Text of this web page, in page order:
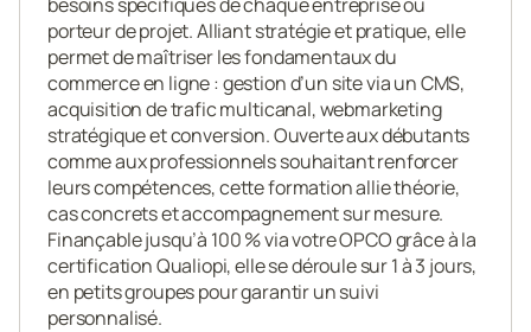
porteur de projet. Alliant stratégie et pratique, elle
permet de maîtriser les fondamentaux du
commerce en ligne : gestion d’un site via un CMS,
acquisition de trafic multicanal, webmarketing
stratégique et conversion. Ouverte aux débutants
comme aux professionnels souhaitant renforcer
leurs compétences, cette formation allie théorie,
cas concrets et accompagnement sur mesure.
Finançable jusqu’à 100 % via votre OPCO grâce à la
certification Qualiopi, elle se déroule sur 1 à 3 jours,
en petits groupes pour garantir un suivi
personnalisé.